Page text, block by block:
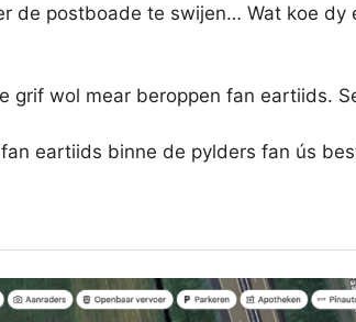
de postboade te swijen… Wat koe dy
grif wol mear beroppen fan eartiids.
eartiids binne de pylders fan ús